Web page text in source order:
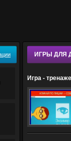
ИГРЫ ДЛЯ
Игра -